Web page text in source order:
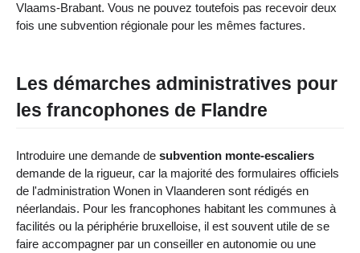
Vlaams-Brabant. Vous ne pouvez toutefois pas recevoir deux
fois une subvention régionale pour les mêmes factures.
Les démarches administratives pour
les francophones de Flandre
Introduire une demande de subvention monte-escaliers
demande de la rigueur, car la majorité des formulaires officiels
de l'administration Wonen in Vlaanderen sont rédigés en
néerlandais. Pour les francophones habitant les communes à
facilités ou la périphérie bruxelloise, il est souvent utile de se
faire accompagner par un conseiller en autonomie ou une